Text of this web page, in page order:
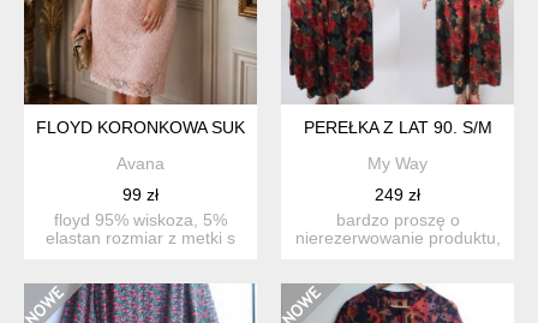
FLOYD KORONKOWA SUKIENKA
Avana
99 zł
floyd 95% wiskoza, 5%
elastan rozmiar z metki s
PEREŁKA Z LAT 90. S/M
My Way
249 zł
bardzo proszę o
nierezerwowanie produktu,